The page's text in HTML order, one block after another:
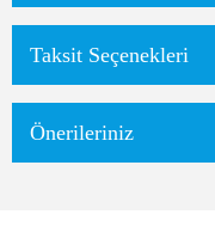
Taksit Seçenekleri
Önerileriniz